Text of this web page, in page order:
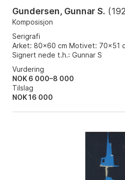
Gundersen, Gunnar S. (
Komposisjon
Serigrafi
Arket: 80x60 cm Motivet: 70x51
Signert nede t.h.: Gunnar S
Vurdering
NOK 6 000–8 000
Tilslag
NOK16 000